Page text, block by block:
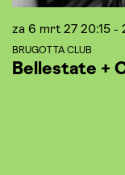
Bellestate +
BRUGOTTA CLUB
za 6 mrt 27 20:15 -